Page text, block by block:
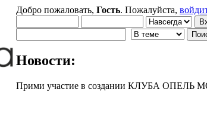
Добро пожаловать, Гость. Пожалуйста,
Новости:
Прими участие в создании КЛУБА